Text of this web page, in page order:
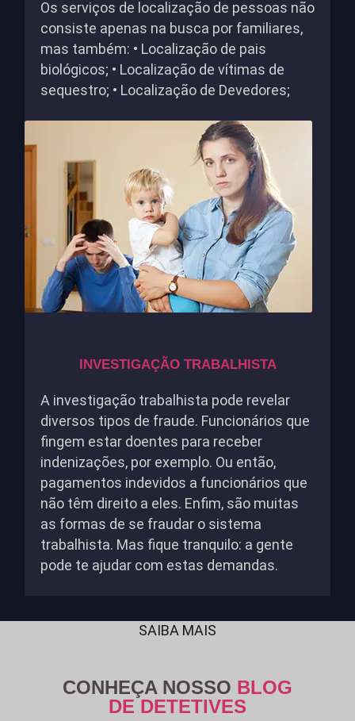
Os serviços de localização de pessoas não
consiste apenas na busca por familiares,
mas também: • Localização de pais
biológicos; • Localização de vítimas de
sequestro; • Localização de Devedores;
INVESTIGAÇÃO TRABALHISTA
A investigação trabalhista pode revelar
diversos tipos de fraude. Funcionários que
fingem estar doentes para receber
indenizações, por exemplo. Ou então,
pagamentos indevidos a funcionários que
não têm direito a eles. Enfim, são muitas
as formas de se fraudar o sistema
trabalhista. Mas fique tranquilo: a gente
pode te ajudar com estas demandas.
SAIBA MAIS
CONHEÇA NOSSO BLOG
DE DETETIVES